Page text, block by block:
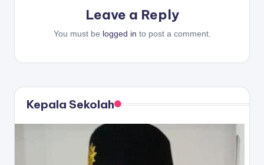
Leave a Reply
You must be logged in to post a comment.
Kepala Sekolah